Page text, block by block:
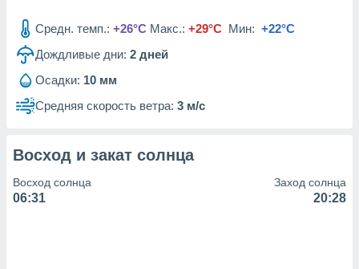
рекламы
сведения
Средн. темп.: +26°C Макс.: +29°C Мин: +22°C
Дождливые дни: 2 дней
Осадки: 10 мм
Средняя скорость ветра: 3 м/с
Восход и закат солнца
Восход солнца
06:31
Заход солнца
20:28